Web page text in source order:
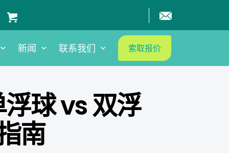
新闻 联系我们 索取报价
球 vs 双浮
南